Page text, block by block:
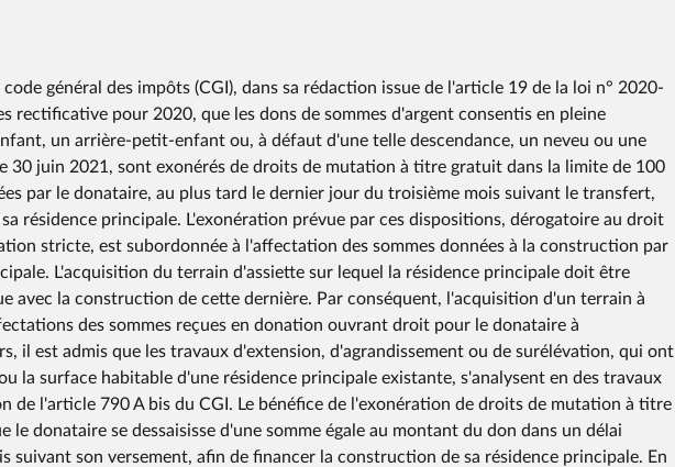
général des impôts (CGI), dans sa rédaction issue de l'article 19 de la loi n° 2020-
rectificative pour 2020, que les dons de sommes d'argent consentis en pleine
un arrière-petit-enfant ou, à défaut d'une telle descendance, un neveu ou une
30 juin 2021, sont exonérés de droits de mutation à titre gratuit dans la limite de 100
par le donataire, au plus tard le dernier jour du troisième mois suivant le transfert,
résidence principale. L'exonération prévue par ces dispositions, dérogatoire au droit
stricte, est subordonnée à l'affectation des sommes données à la construction par
L'acquisition du terrain d'assiette sur lequel la résidence principale doit être
avec la construction de cette dernière. Par conséquent, l'acquisition d'un terrain à
des sommes reçues en donation ouvrant droit pour le donataire à
il est admis que les travaux d'extension, d'agrandissement ou de surélévation, qui ont
la surface habitable d'une résidence principale existante, s'analysent en des travaux
de l'article 790 A bis du CGI. Le bénéfice de l'exonération de droits de mutation à titre
le donataire se dessaisisse d'une somme égale au montant du don dans un délai
suivant son versement, afin de financer la construction de sa résidence principale. En